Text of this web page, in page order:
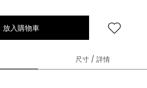
放入購物車
尺寸 / 詳情